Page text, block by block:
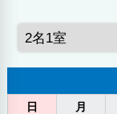
日 月